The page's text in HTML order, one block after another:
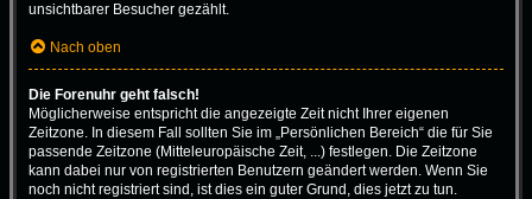
unsichtbarer Besucher gezählt.
Nach oben
Die Forenuhr geht falsch!
Möglicherweise entspricht die angezeigte Zeit nicht Ihrer eigenen
Zeitzone. In diesem Fall sollten Sie im „Persönlichen Bereich“ die für Sie
passende Zeitzone (Mitteleuropäische Zeit, ...) festlegen. Die Zeitzone
kann dabei nur von registrierten Benutzern geändert werden. Wenn Sie
noch nicht registriert sind, ist dies ein guter Grund, dies jetzt zu tun.